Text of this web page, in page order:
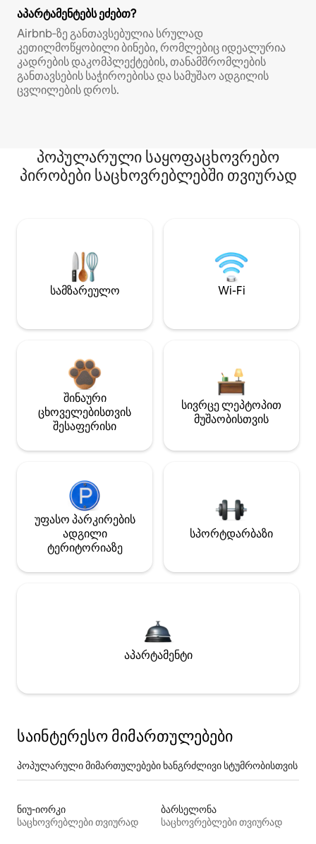
აპარტამენტებს ეძებთ?
Airbnb‑ზე განთავსებულია სრულად
კეთილმოწყობილი ბინები, რომლებიც იდეალურია
კადრების დაკომპლექტების, თანამშრომლების
განთავსების საჭიროებისა და სამუშაო ადგილის
ცვლილების დროს.
პოპულარული საყოფაცხოვრებო
პირობები საცხოვრებლებში თვიურად
სამზარეულო Wi-Fi
შინაური
ცხოველებისთვის
შესაფერისი
სივრცე ლეპტოპით
მუშაობისთვის
უფასო პარკირების
ადგილი
ტერიტორიაზე
სპორტდარბაზი
აპარტამენტი
საინტერესო მიმართულებები
პოპულარული მიმართულებები ხანგრძლივი სტუმრობისთვის
ნიუ-იორკი
საცხოვრებლები თვიურად
ბარსელონა
საცხოვრებლები თვიურად